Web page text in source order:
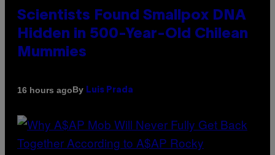
Scientists Found Smallpox DNA
Hidden in 500-Year-Old Chilean
Mummies
16 hours agoBy Luis Prada